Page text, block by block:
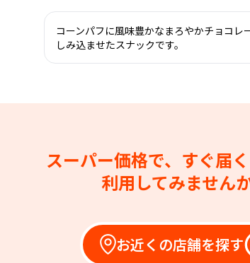
コーンパフに風味豊かなまろやかチョコレ
しみ込ませたスナックです。
スーパー価格で、すぐ届く
利用してみません
お近くの店舗を探す